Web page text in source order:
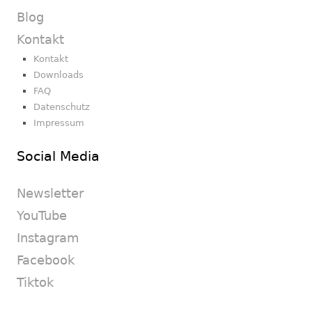
Blog
Kontakt
Kontakt
Downloads
FAQ
Datenschutz
Impressum
Social Media
Newsletter
YouTube
Instagram
Facebook
Tiktok